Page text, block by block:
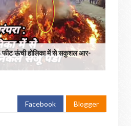
फीट ऊंची होलिका में से सकुशल आर-
Facebook Blogger